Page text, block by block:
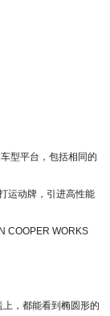
型平台，包括相同的
运动牌，引进高性能
COOPER WORKS
，都能看到椭圆形的